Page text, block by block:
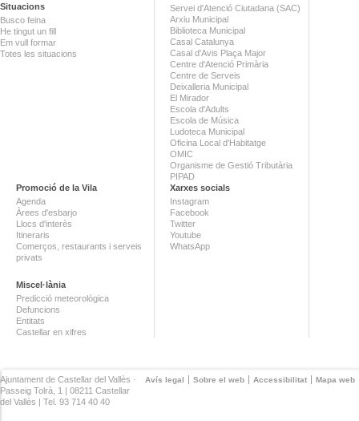
Situacions
Busco feina
He tingut un fill
Em vull formar
Totes les situacions
Servei d'Atenció Ciutadana (SAC)
Arxiu Municipal
Biblioteca Municipal
Casal Catalunya
Casal d'Avis Plaça Major
Centre d'Atenció Primària
Centre de Serveis
Deixalleria Municipal
El Mirador
Escola d'Adults
Escola de Música
Ludoteca Municipal
Oficina Local d'Habitatge
OMIC
Organisme de Gestió Tributària
PIPAD
Promoció de la Vila
Agenda
Àrees d'esbarjo
Llocs d'interès
Itineraris
Comerços, restaurants i serveis
privats
Miscel·lània
Predicció meteorològica
Defuncions
Entitats
Castellar en xifres
Xarxes socials
Instagram
Facebook
Twitter
Youtube
WhatsApp
Avís legal Sobre el web Accessibilitat Mapa web
Ajuntament de Castellar del Vallès ·
Passeig Tolrà, 1 | 08211 Castellar
del Vallès | Tel. 93 714 40 40